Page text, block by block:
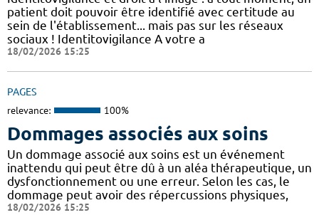
patient doit pouvoir être identifié avec certitude au
sein de l'établissement... mais pas sur les réseaux
sociaux ! Identitovigilance A votre a
18/02/2026 15:25
PAGES
relevance: 100%
Dommages associés aux soins
Un dommage associé aux soins est un événement
inattendu qui peut être dû à un aléa thérapeutique, un
dysfonctionnement ou une erreur. Selon les cas, le
dommage peut avoir des répercussions physiques,
18/02/2026 15:25